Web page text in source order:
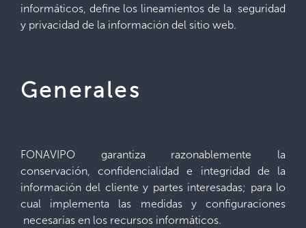
informáticos, define los lineamientos de la seguridad
y privacidad de la información del sitio web.
Generales
FONAVIPO garantiza razonablemente la
conservación, confidencialidad e integridad de la
información del cliente y partes interesadas; para lo
cual implementa las medidas y configuraciones
necesarias en los recursos informáticos.